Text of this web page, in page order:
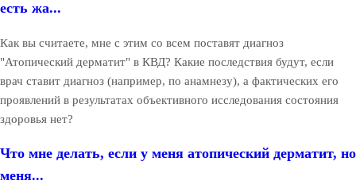
есть жа...
Как вы считаете, мне с этим со всем поставят диагноз
"Атопический дерматит" в КВД? Какие последствия будут, если
врач ставит диагноз (например, по анамнезу), а фактических его
проявлений в результатах объективного исследования состояния
здоровья нет?
Что мне делать, если у меня атопический дерматит, но
меня...